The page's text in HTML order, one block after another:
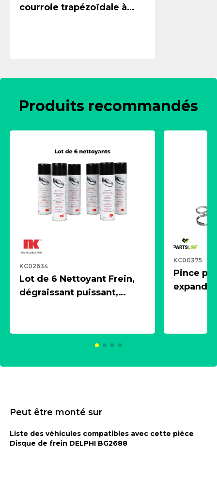
courroie trapézoïdale à
Produits recommandés
KC02634
Lot de 6 Nettoyant Frein,
dégraissant puissant,
KC00375
Pince
Peut être monté sur
Liste des véhicules compatibles avec cette pièce
Disque de frein DELPHI BG2688